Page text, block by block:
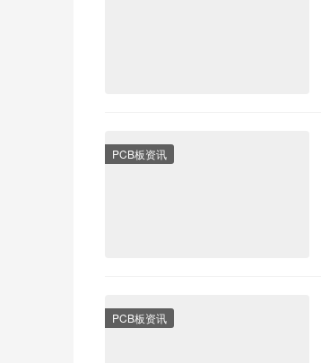
PCB板资讯
PCB板资讯